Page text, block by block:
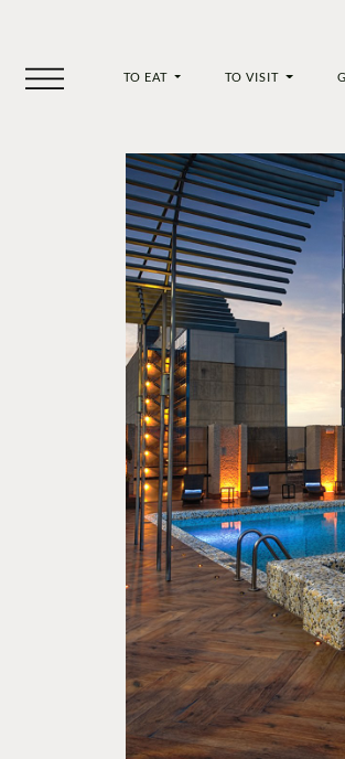
TO EAT TO VISIT